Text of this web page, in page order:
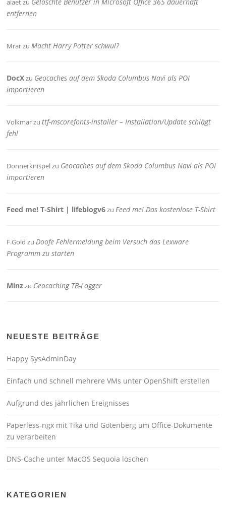
aiaetzu
entfernen
MrarzuMacht Harry Potter schwul?
DocXzu Geocaches auf dem Skoda Columbus Navi als POI
importieren
Volkmarzuttf-mscorefonts-installer – Installation/Update schlägt
fehl
Donnerknispelzu Geocaches auf dem Skoda Columbus Navi als POI
importieren
Feed me! T-Shirt | lifeblogv6zuFeed me! Das kostenlose T-Shirt
F.Gold zuDoofe Fehlermeldung beim Versuch das Lexware
Programm zu starten
Minzzu Geocaching TB-Logger
NEUESTE BEITRÄGE
Happy SysAdminDay
Einfach und schnell mehrere VMs unter OpenShift erstellen
Aufgrund des jährlichen Ereignisses
Paperless-ngx mit Tika und Gotenberg um Office-Dokumente
zu verarbeiten
DNS-Cache unter MacOS Sequoia löschen
KATEGORIEN